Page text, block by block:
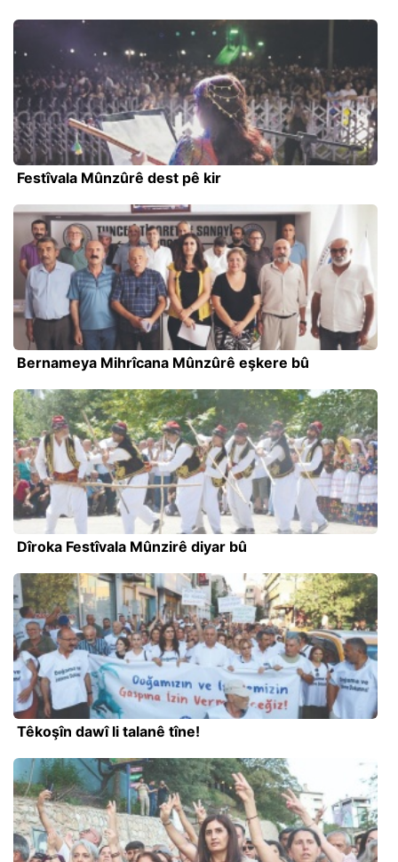
Festîvala Mûnzûrê dest pê kir
Bernameya Mihrîcana Mûnzûrê eşkere bû
Dîroka Festîvala Mûnzirê diyar bû
Têkoşîn dawî li talanê tîne!